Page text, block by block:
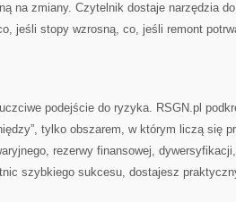
na zmiany. Czytelnik dostaje narzędzia
jeśli stopy wzrosną, co, jeśli remont
podejście do ryzyka. RSGN.pl
tylko obszarem, w którym liczą się
rezerwy finansowej,
szybkiego sukcesu, dostajesz